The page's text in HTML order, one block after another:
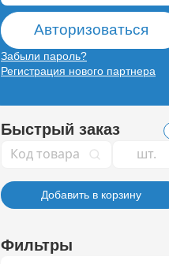
Авторизоваться
Забыли пароль?
Регистрация нового партнера
Быстрый заказ
Код товара
Добавить в корзину
Фильтры